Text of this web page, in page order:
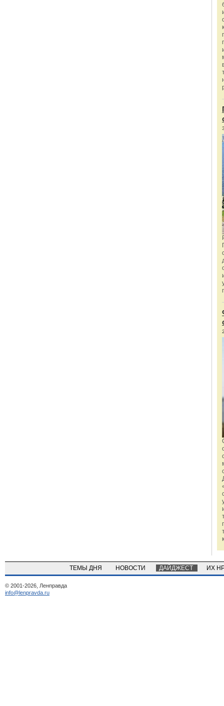
ТЕМЫ ДНЯ НОВОСТИ ДАЙДЖЕСТ ИХ
© 2001-2026, Ленправда
info@lenpravda.ru